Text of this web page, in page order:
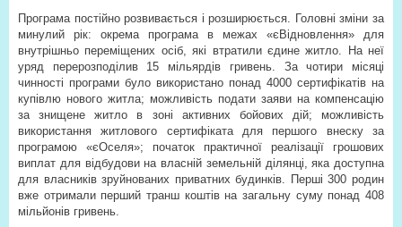
Програма постійно розвивається і розширюється. Головні зміни за
минулий рік: окрема програма в межах «єВідновлення» для
внутрішньо переміщених осіб, які втратили єдине житло. На неї
уряд перерозподілив 15 мільярдів гривень. За чотири місяці
чинності програми було використано понад 4000 сертифікатів на
купівлю нового житла; можливість подати заяви на компенсацію
за знищене житло в зоні активних бойових дій; можливість
використання житлового сертифіката для першого внеску за
програмою «єОселя»; початок практичної реалізації грошових
виплат для відбудови на власній земельній ділянці, яка доступна
для власників зруйнованих приватних будинків. Перші 300 родин
вже отримали перший транш коштів на загальну суму понад 408
мільйонів гривень.